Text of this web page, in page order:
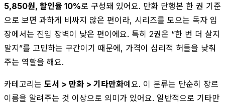
5,850원, 할인율 10%로 구성돼 있어요. 만화 단행본 한 권 기준
으로 보면 과하게 비싸지 않은 편이라, 시리즈를 모으는 독자 입
장에서는 진입 장벽이 낮은 편이에요. 특히 2권은 “한 번 더 살지
말지”를 고민하는 구간이기 때문에, 가격이 심리적 허들을 낮춰
주는 역할을 해요.
카테고리는 도서 > 만화 > 기타만화예요. 이 분류는 단순히 장르
이름을 알려주는 것 이상으로 의미가 있어요. 일반적으로 기타만